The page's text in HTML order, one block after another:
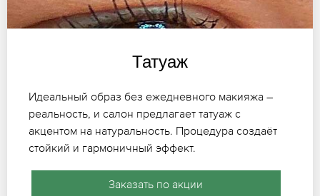
Татуаж
Идеальный образ без ежедневного макияжа –
реальность, и салон предлагает татуаж с
акцентом на натуральность. Процедура создаёт
стойкий и гармоничный эффект.
Заказать по акции